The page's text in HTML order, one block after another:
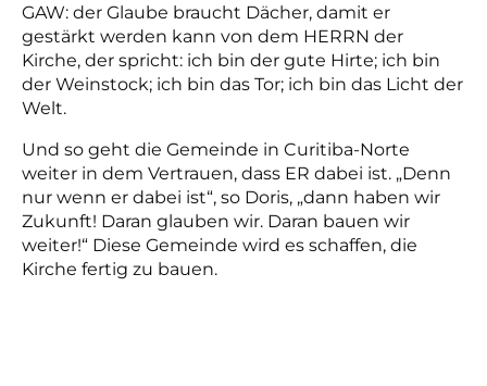
GAW: der Glaube braucht Dächer, damit er
gestärkt werden kann von dem HERRN der
Kirche, der spricht: ich bin der gute Hirte; ich bin
der Weinstock; ich bin das Tor; ich bin das Licht der
Welt.
Und so geht die Gemeinde in Curitiba-Norte
weiter in dem Vertrauen, dass ER dabei ist. „Denn
nur wenn er dabei ist“, so Doris, „dann haben wir
Zukunft! Daran glauben wir. Daran bauen wir
weiter!“ Diese Gemeinde wird es schaffen, die
Kirche fertig zu bauen.